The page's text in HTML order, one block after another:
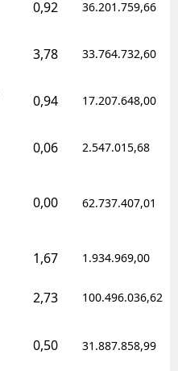
0,92 36.201.759,66
3,78 33.764.732,60
0,94 17.207.648,00
0,06 2.547.015,68
0,00 62.737.407,01
1,67 1.934.969,00
2,73 100.496.036,62
0,50 31.887.858,99